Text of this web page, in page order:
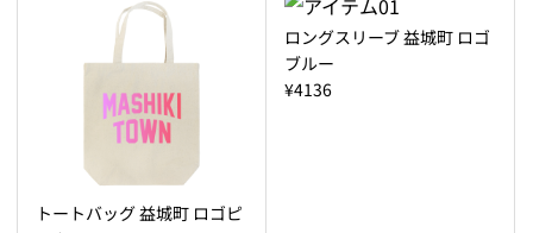
トートバッグ 益城町 ロゴピ
ロングスリーブ 益城町 ロゴ
ブルー
¥4136